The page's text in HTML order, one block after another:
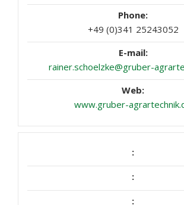
+49 (0)341 25243052
rainer.schoelzke@gruber-
www.gruber-